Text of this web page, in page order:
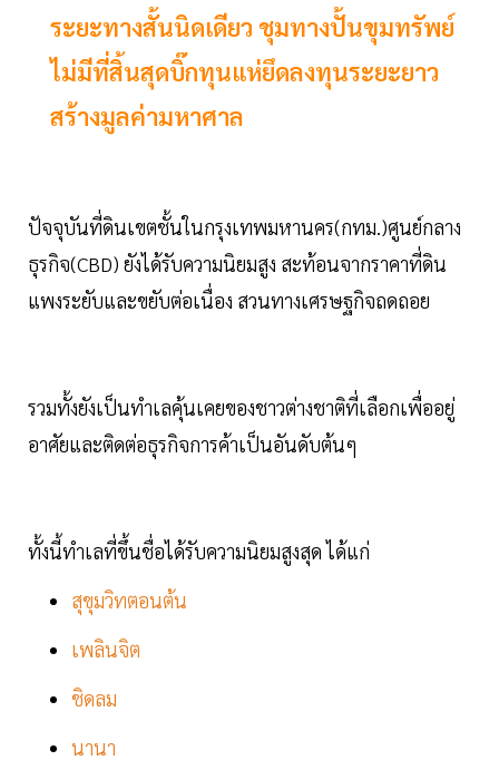
ระยะทางสั้นนิดเดียว ชุมทางปั้นขุมทรัพย์
ไม่มีที่สิ้นสุดบิ๊กทุนแห่ยึดลงทุนระยะยาว
สร้างมูลค่ามหาศาล
ปัจจุบันที่ดินเขตชั้นในกรุงเทพมหานคร(กทม.)ศูนย์กลาง
ธุรกิจ(CBD) ยังได้รับความนิยมสูง สะท้อนจากราคาที่ดิน
แพงระยับและขยับต่อเนื่อง สวนทางเศรษฐกิจถดถอย
รวมทั้งยังเป็นทำเลคุ้นเคยของชาวต่างชาติที่เลือกเพื่ออยู่
อาศัยและติดต่อธุรกิจการค้าเป็นอันดับต้นๆ
ทั้งนี้ทำเลที่ขึ้นชื่อได้รับความนิยมสูงสุด ได้แก่
สุขุมวิทตอนต้น
เพลินจิต
ชิดลม
นานา